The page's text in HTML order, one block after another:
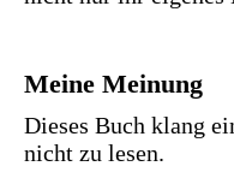
Meine Meinung
Dieses Buch klang
nicht zu lesen.